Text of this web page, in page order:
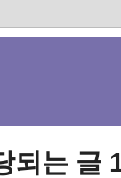
되는 글